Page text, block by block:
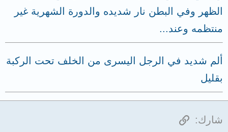
الظهر وفي البطن نار شديده والدورة الشهرية غير
منتظمه وعند...
ألم شديد في الرجل اليسرى من الخلف تحت الركبة
بقليل
شارك: الرابط